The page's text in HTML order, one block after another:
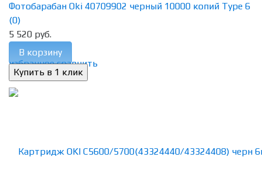
избранное сравнить
Фотобарабан Oki 40709902 черный 10000 копий Type 6
(0)
5 520 руб.
В корзину